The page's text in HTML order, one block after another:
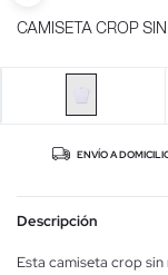
CAMISETA CROP
ENVÍO A
Descripción
Esta camiseta crop